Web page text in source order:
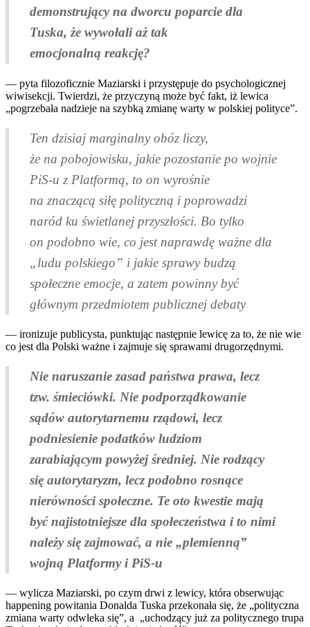
demonstrujący na dworcu poparcie dla
Tuska, że wywołali aż tak
emocjonalną reakcję?
— pyta filozoficznie Maziarski i przystępuje do psychologicznej
wiwisekcji. Twierdzi, że przyczyną może być fakt, iż lewica
„pogrzebała nadzieje na szybką zmianę warty w polskiej polityce”.
Ten dzisiaj marginalny obóz liczy,
że na pobojowisku, jakie pozostanie po wojnie
PiS-u z Platformą, to on wyrośnie
na znaczącą siłę polityczną i poprowadzi
naród ku świetlanej przyszłości. Bo tylko
on podobno wie, co jest naprawdę ważne dla
„ludu polskiego” i jakie sprawy budzą
społeczne emocje, a zatem powinny być
głównym przedmiotem publicznej debaty
— ironizuje publicysta, punktując następnie lewicę za to, że nie wie
co jest dla Polski ważne i zajmuje się sprawami drugorzędnymi.
Nie naruszanie zasad państwa prawa, lecz
tzw. śmieciówki. Nie podporządkowanie
sądów autorytarnemu rządowi, lecz
podniesienie podatków ludziom
zarabiającym powyżej średniej. Nie rodzący
się autorytaryzm, lecz podobno rosnące
nierówności społeczne. Te oto kwestie mają
być najistotniejsze dla społeczeństwa i to nimi
należy się zajmować, a nie „plemienną”
wojną Platformy i PiS-u
— wylicza Maziarski, po czym drwi z lewicy, która obserwując
happening powitania Donalda Tuska przekonała się, że „polityczna
zmiana warty odwleka się”, a „uchodzący już za politycznego trupa